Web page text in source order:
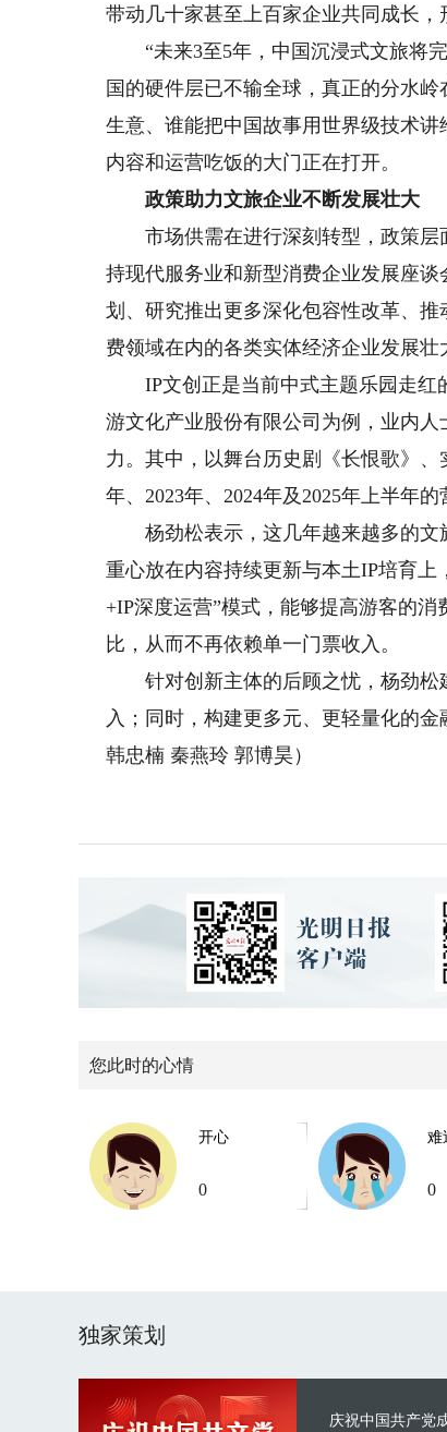
带动几十家甚至上百家企业共同成长，
“未来3至5年，中国沉浸式文旅将完
国的硬件层已不输全球，真正的分水
生意、谁能把中国故事用世界级技术
内容和运营吃饭的大门正在打开。
政策助力文旅企业不断发展壮大
市场供需在进行深刻转型，政策层
持现代服务业和新型消费企业发展座
划、研究推出更多深化包容性改革、
费领域在内的各类实体经济企业发展壮
IP文创正是当前中式主题乐园走红
游文化产业股份有限公司为例，业内
力。其中，以舞台历史剧《长恨歌》、
年、2023年、2024年及2025年上半年的
杨劲松表示，这几年越来越多的文
重心放在内容持续更新与本土IP培育
+IP深度运营”模式，能够提高游客的
比，从而不再依赖单一门票收入。
针对创新主体的后顾之忧，杨劲松
入；同时，构建更多元、更轻量化的
韩忠楠 秦燕玲 郭博昊）
您此时的心情
开心
0
难
0
独家策划
庆祝中国共产党